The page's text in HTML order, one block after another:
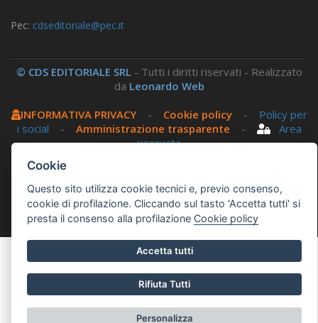
Pec: cdseditoriale@pec.it
© CDS EDITORIALE SRL - Tutti i diritti riservati - Realizzato
da Leonardo Web
INFORMATIVA PRIVACY- Cookie policy- Policy per
i social - Amministrazione trasparente -
Area
riservata
Questo sito utilizza, nella versione per UTENTI CON
DISLESSIA,Biancoenero ®, una font italiana ad Alta
Leggibilità.
Cookie
Questo sito utilizza cookie tecnici e, previo consenso,
cookie di profilazione. Cliccando sul tasto 'Accetta tutti' si
presta il consenso alla profilazione Cookie policy
Accetta tutti
Rifiuta Tutti
Personalizza